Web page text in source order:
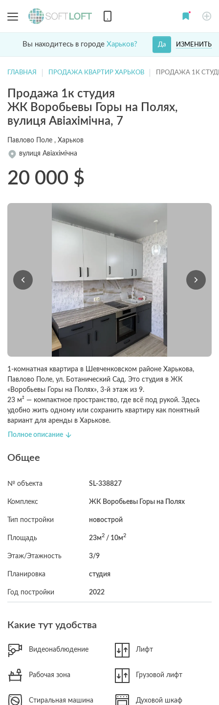
Вы находитесь в городе Харьков? ИЗМЕНИТЬ
Да
ГЛАВНАЯ ПРОДАЖА КВАРТИР ХАРЬКОВ ПРОДАЖА 1К
Продажа 1к студия
ЖК Воробьевы Горы на Полях,
вулиця Авіахімічна, 7
Павлово Поле , Харьков
вулиця Авіахімічна
20 000 $
1-комнатная квартира в Шевченковском районе Харькова,
Павлово Поле, ул. Ботанический Сад. Это студия в ЖК
«Воробьевы Горы на Полях», 3-й этаж из 9.
23 м² — компактное пространство, где всё под рукой. Здесь
удобно жить одному или сохранить квартиру как понятный
вариант для аренды в Харькове.
Ремонт свежий, можно въехать без лишних затрат. Остаются
санузел с душевой.
автономное отопление, лифт, видеонаблюдение, наземный и
работаете из дома.
посмотреть — напишите, договоримся об удобном времени.
Полное описание
Общее
№ объекта SL-338827
Комплекс ЖК Воробьевы Горы на Полях
Тип постройки новострой
Площадь 23м2 / 10м2
Этаж/Этажность 3/9
Планировка студия
Год постройки 2022
Какие тут удобства
Видеонаблюдение Лифт
Рабочая зона Грузовой лифт
Стиральная машина Духовой шкаф